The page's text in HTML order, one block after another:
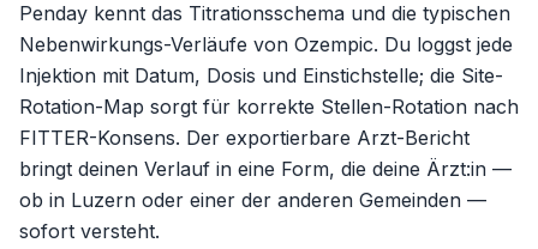
Penday kennt das Titrationsschema und die typischen
Nebenwirkungs-Verläufe von Ozempic. Du loggst jede
Injektion mit Datum, Dosis und Einstichstelle; die Site-
Rotation-Map sorgt für korrekte Stellen-Rotation nach
FITTER-Konsens. Der exportierbare Arzt-Bericht
bringt deinen Verlauf in eine Form, die deine Ärzt:in —
ob in Luzern oder einer der anderen Gemeinden —
sofort versteht.